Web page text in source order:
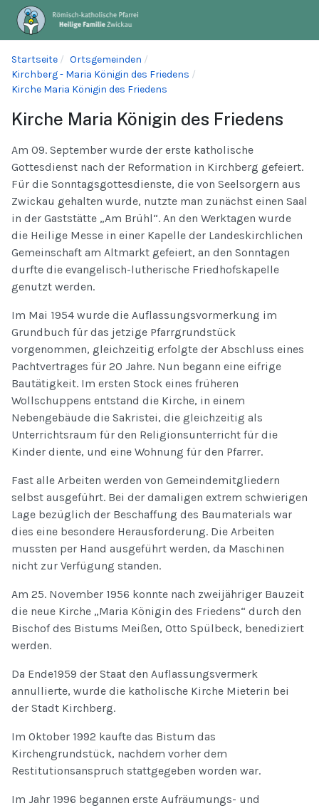
Startseite
Ortsgemeinden
Kirchberg - Maria Königin des Friedens
Kirche Maria Königin des Friedens
Kirche Maria Königin des Friedens
Am 09. September wurde der erste katholische
Gottesdienst nach der Reformation in Kirchberg gefeiert.
Für die Sonntagsgottesdienste, die von Seelsorgern aus
Zwickau gehalten wurde, nutzte man zunächst einen Saal
in der Gaststätte „Am Brühl“. An den Werktagen wurde
die Heilige Messe in einer Kapelle der Landeskirchlichen
Gemeinschaft am Altmarkt gefeiert, an den Sonntagen
durfte die evangelisch-lutherische Friedhofskapelle
genutzt werden.
Im Mai 1954 wurde die Auflassungsvormerkung im
Grundbuch für das jetzige Pfarrgrundstück
vorgenommen, gleichzeitig erfolgte der Abschluss eines
Pachtvertrages für 20 Jahre. Nun begann eine eifrige
Bautätigkeit. Im ersten Stock eines früheren
Wollschuppens entstand die Kirche, in einem
Nebengebäude die Sakristei, die gleichzeitig als
Unterrichtsraum für den Religionsunterricht für die
Kinder diente, und eine Wohnung für den Pfarrer.
Fast alle Arbeiten werden von Gemeindemitgliedern
selbst ausgeführt. Bei der damaligen extrem schwierigen
Lage bezüglich der Beschaffung des Baumaterials war
dies eine besondere Herausforderung. Die Arbeiten
mussten per Hand ausgeführt werden, da Maschinen
nicht zur Verfügung standen.
Am 25. November 1956 konnte nach zweijähriger Bauzeit
die neue Kirche „Maria Königin des Friedens“ durch den
Bischof des Bistums Meißen, Otto Spülbeck, benediziert
werden.
Da Ende1959 der Staat den Auflassungsvermerk
annullierte, wurde die katholische Kirche Mieterin bei
der Stadt Kirchberg.
Im Oktober 1992 kaufte das Bistum das
Kirchengrundstück, nachdem vorher dem
Restitutionsanspruch stattgegeben worden war.
Im Jahr 1996 begannen erste Aufräumungs- und